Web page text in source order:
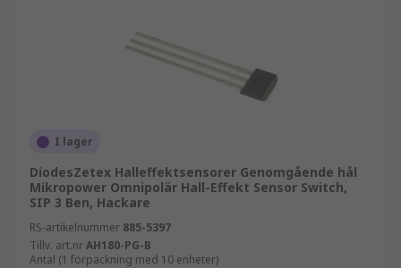
I lager
DiodesZetex Halleffektsensorer Genomgående hål
Mikropower Omnipolär Hall-Effekt Sensor Switch,
SIP 3 Ben, Hackare
RS-artikelnummer 885-5397
Tillv. art.nrAH180-PG-B
Antal (1 förpackning med 10 enheter)